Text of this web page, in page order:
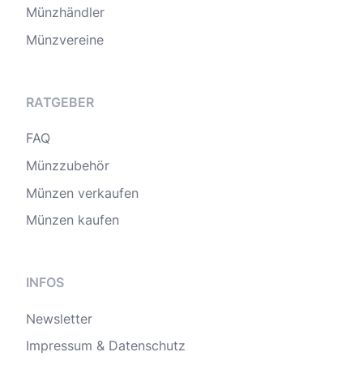
Münzhändler
Münzvereine
RATGEBER
FAQ
Münzzubehör
Münzen verkaufen
Münzen kaufen
INFOS
Newsletter
Impressum & Datenschutz